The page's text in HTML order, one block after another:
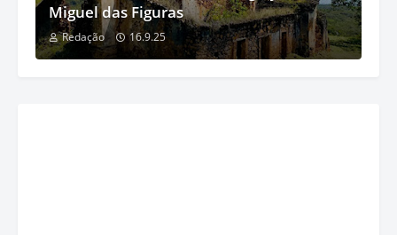
Miguel das Figuras
Redação 16.9.25